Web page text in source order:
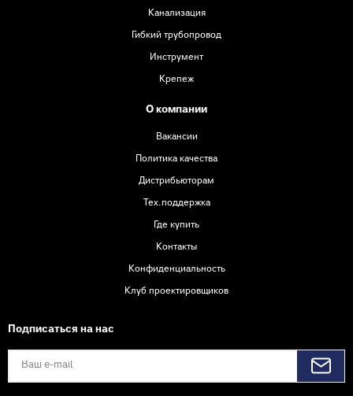
Канализация
Гибкий трубопровод
Инструмент
Крепеж
О компании
Вакансии
Политика качества
Дистрибьюторам
Тех.поддержка
Где купить
Контакты
Конфиденциальность
Клуб проектировщиков
Подписаться на нас